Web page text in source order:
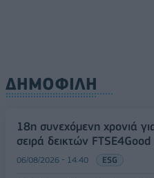
ΔΗΜΟΦΙΛΗ
18η συνεχόμενη χρονιά
σειρά δεικτών FTSE4Good
06/08/2026 - 14:40 ESG